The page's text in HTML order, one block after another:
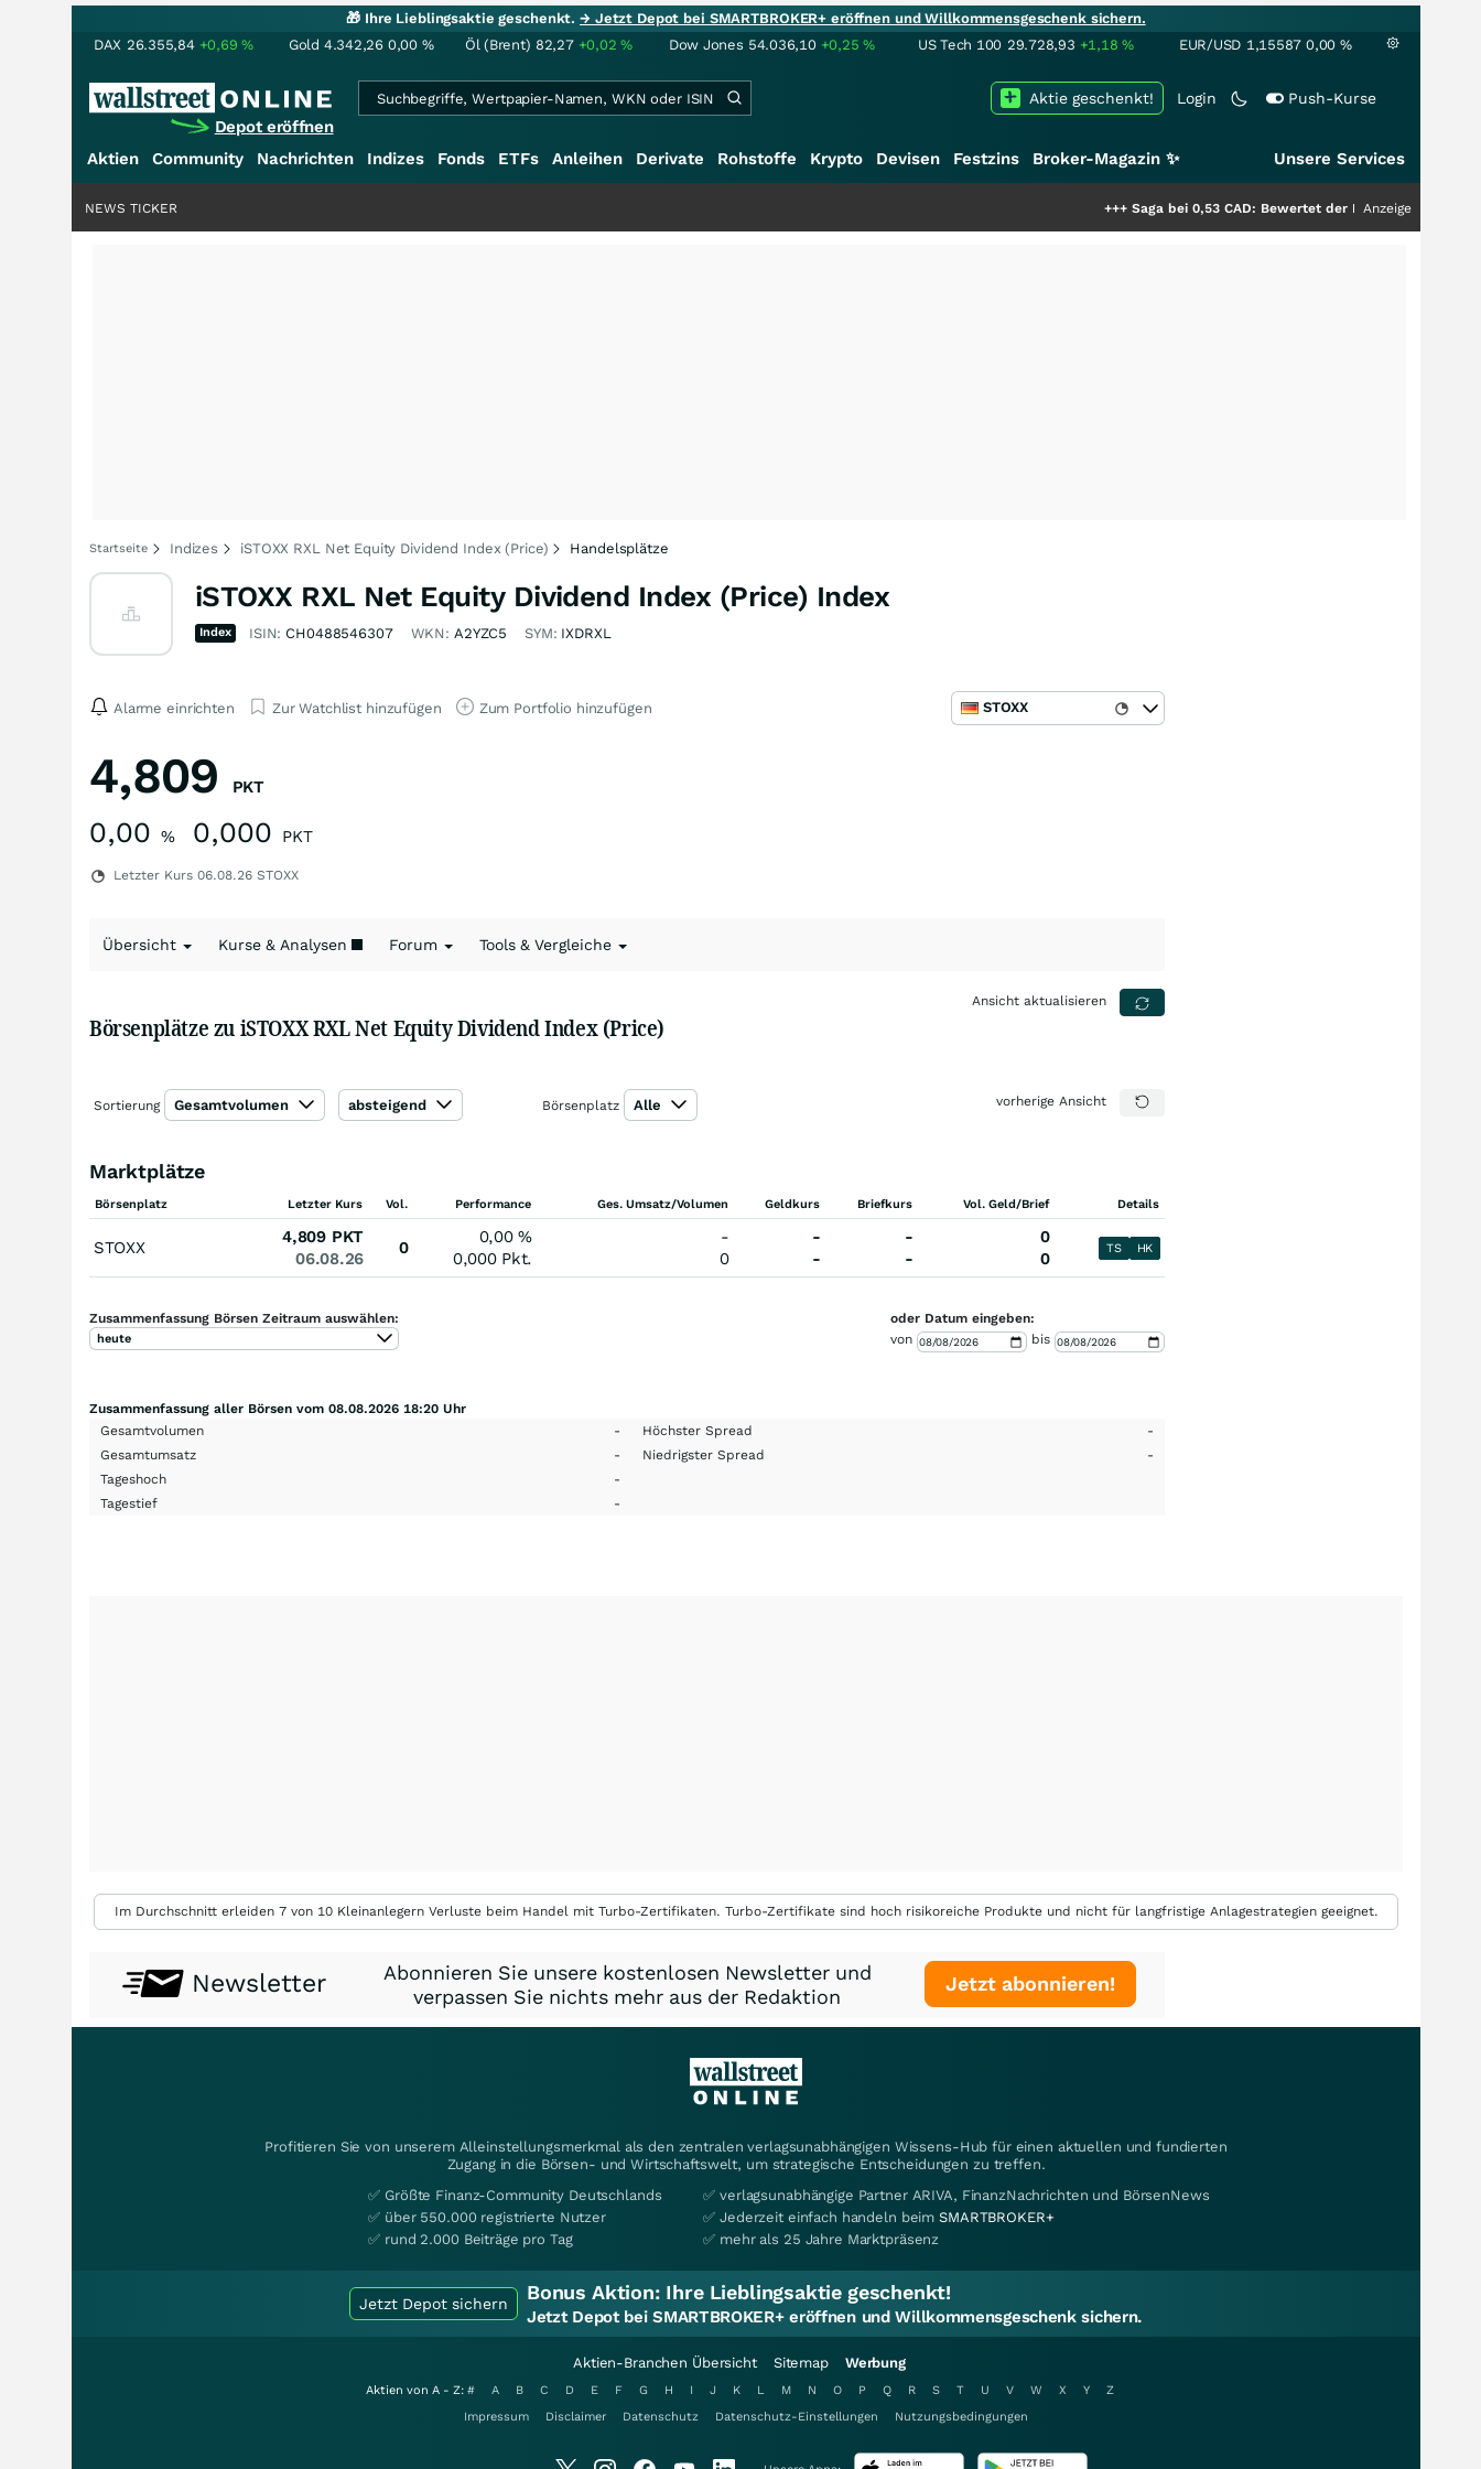
🎁 Ihre Lieblingsaktie geschenkt.→ Jetzt Depot bei SMARTBROKER+ eröffnen und Willkommensgeschenk sichern.
DAX 26.355,84 +0,69% Gold 4.342,26 0,00 % Öl (Brent) 82,27 +0,02% Dow Jones 54.036,10 +0,25% US Tech 100 29.728,93 +1,18% EUR/USD 1,15587 0,00 %
Depot eröffnen
Login Push-Kurse
Aktie geschenkt!
Aktien Community Nachrichten Indizes Fonds ETFs Anleihen Derivate Rohstoffe Krypto Devisen Festzins Broker-Magazin ✨ Unsere Services
Saga bei 0,53 CAD: Bewertet der Markt noch immer nur
Anzeige
NEWS TICKER
Startseite Indizes iSTOXX RXL Net Equity Dividend Index (Price) Handelsplätze
iSTOXX RXL Net Equity Dividend Index (Price) Index
Index ISIN: CH0488546307 WKN: A2YZC5 SYM: IXDRXL
Alarme einrichten Zur Watchlist hinzufügen Zum Portfolio hinzufügen STOXX
4,809 PKT
0,00 % 0,000 PKT
Letzter Kurs 06.08.26 STOXX
Übersicht Kurse & Analysen Forum Tools & Vergleiche
Börsenplätze zu iSTOXX RXL Net Equity Dividend Index (Price)
Ansicht aktualisieren
Sortierung Gesamtvolumen absteigend Börsenplatz Alle vorherige Ansicht
Marktplätze
Börsenplatz Letzter Kurs Vol. Performance Ges. Umsatz/Volumen Geldkurs Briefkurs Vol. Geld/Brief Details
STOXX
4,809 PKT
06.08.26
0
0,00%
0,000 Pkt.
-
0
-
-
-
-
0
0
TS HK
Zusammenfassung Börsen Zeitraum auswählen:
heute
oder Datum eingeben:
von
bis
Zusammenfassung aller Börsen vom 08.08.2026 18:20 Uhr
Gesamtvolumen
- Höchster Spread
-
Gesamtumsatz
- Niedrigster Spread
-
Tageshoch
-
Tagestief
-
Im Durchschnitt erleiden 7 von 10 Kleinanlegern Verluste beim Handel mit Turbo-Zertifikaten. Turbo-Zertifikate sind hoch risikoreiche Produkte und nicht für langfristige Anlagestrategien geeignet.
Newsletter
Abonnieren Sie unsere kostenlosen Newsletter und
verpassen Sie nichts mehr aus der Redaktion
Jetzt abonnieren!
Profitieren Sie von unserem Alleinstellungsmerkmal als den zentralen verlagsunabhängigen Wissens-Hub für einen aktuellen und fundierten
Zugang in die Börsen- und Wirtschaftswelt, um strategische Entscheidungen zu treffen.
✅ Größte Finanz-Community Deutschlands
✅ über 550.000 registrierte Nutzer
✅ rund 2.000 Beiträge pro Tag
✅ verlagsunabhängige Partner ARIVA, FinanzNachrichten und BörsenNews
✅ Jederzeit einfach handeln beimSMARTBROKER+
✅ mehr als 25 Jahre Marktpräsenz
Jetzt Depot sichern Bonus Aktion: Ihre Lieblingsaktie geschenkt!
Jetzt Depot bei SMARTBROKER+ eröffnen und Willkommensgeschenk sichern.
Aktien-Branchen Übersicht Sitemap Werbung
Aktien von A - Z: # A B C D E F G H I J K L M N O P Q R S T U V W X Y
Z
Impressum
Disclaimer Datenschutz Datenschutz-Einstellungen Nutzungsbedingungen